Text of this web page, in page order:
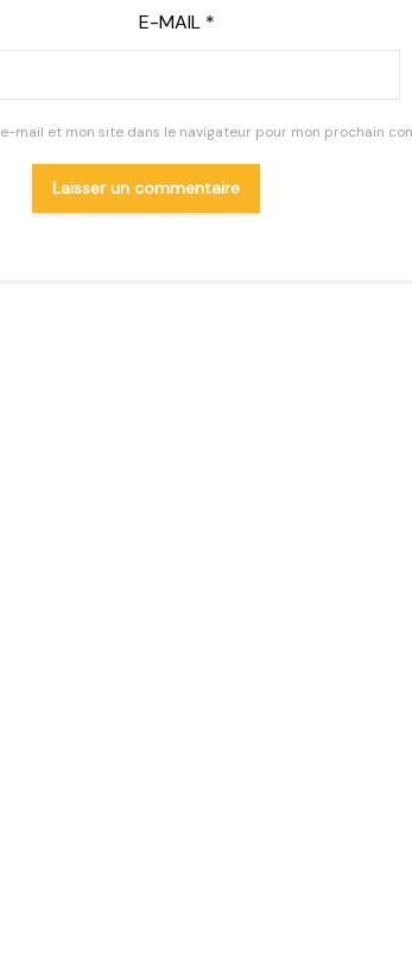
E-MAIL *
mail et mon site dans le navigateur pour mon prochain